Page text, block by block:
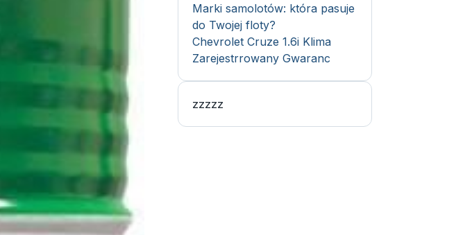
Marki samolotów: która pasuje
do Twojej floty?
Chevrolet Cruze 1.6i Klima
Zarejestrrowany Gwaranc
zzzzz